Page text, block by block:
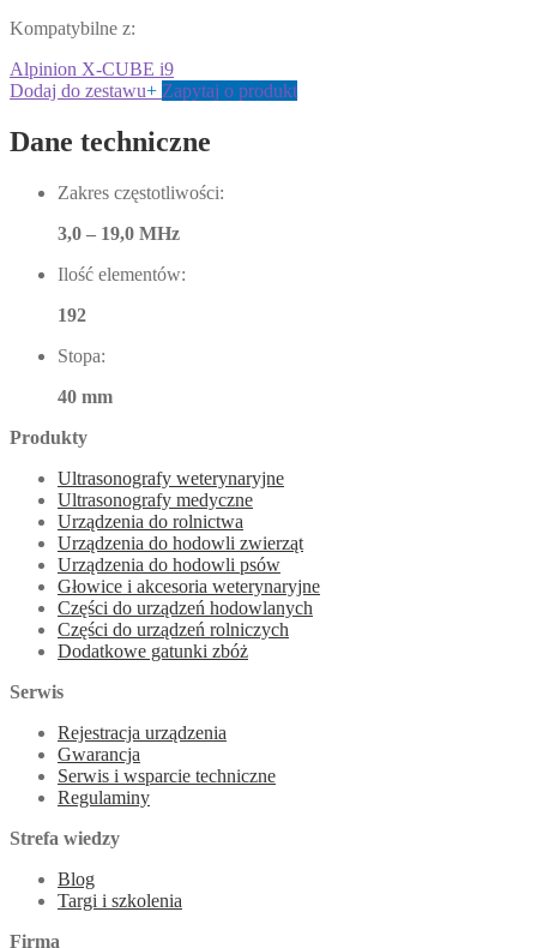
Kompatybilne z:
Alpinion X-CUBE i9
Dodaj do zestawu+ Zapytaj o produkt
Dane techniczne
Zakres częstotliwości:
3,0 – 19,0 MHz
Ilość elementów:
192
Stopa:
40 mm
Produkty
Ultrasonografy weterynaryjne
Ultrasonografy medyczne
Urządzenia do rolnictwa
Urządzenia do hodowli zwierząt
Urządzenia do hodowli psów
Głowice i akcesoria weterynaryjne
Części do urządzeń hodowlanych
Części do urządzeń rolniczych
Dodatkowe gatunki zbóż
Serwis
Rejestracja urządzenia
Gwarancja
Serwis i wsparcie techniczne
Regulaminy
Strefa wiedzy
Blog
Targi i szkolenia
Firma